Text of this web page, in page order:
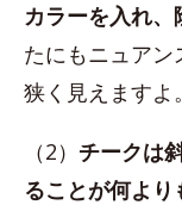
カラーを入れ、
たにもニュア
狭く見えますよ。
（2） チークは
ることが何より